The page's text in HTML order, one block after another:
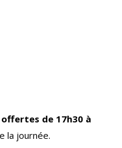
de 17h30 à
la journée.